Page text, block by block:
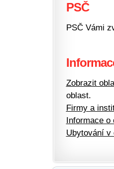
PSČ
PSČ Vámi
Zobrazit
oblast.
Firmy a
Informace o
Ubytování v